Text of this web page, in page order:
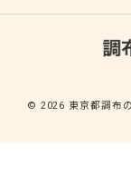
© 2026 東京都調布